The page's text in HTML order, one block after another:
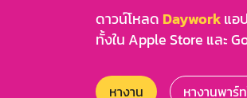
ดาวน์โหลด Dayworkแอ
ทั้งใน Apple Store และ
หางาน หางานพาร์